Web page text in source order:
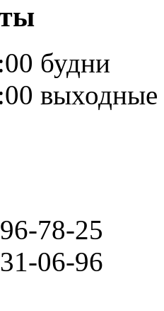
будни
выходные
78-25
06-96